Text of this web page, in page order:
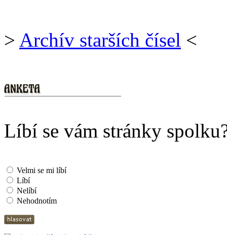
> Archív starších čísel <
Líbí se vám stránky
Velmi se mi líbí
Líbí
Nelíbí
Nehodnotím